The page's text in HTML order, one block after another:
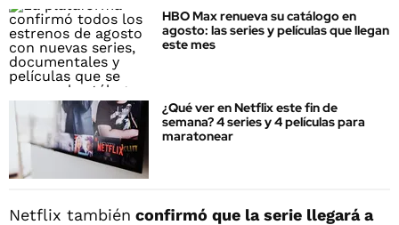
HBO Max renueva su catálogo en
agosto: las series y películas que llegan
este mes
¿Qué ver en Netflix este fin de
semana? 4 series y 4 películas para
maratonear
Netflix también confirmó que la serie llegará a